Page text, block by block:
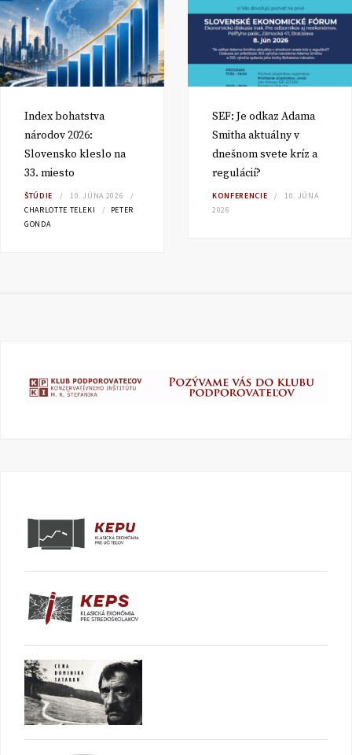
Index bohatstva
národov 2026:
Slovensko kleslo na
33. miesto
ŠTÚDIE
10. JÚNA 2026
CHARLOTTE TELEKI
PETER
GONDA
SEF: Je odkaz Adama
Smitha aktuálny v
dnešnom svete kríz a
regulácií?
KONFERENCIE
10. JÚNA
2026